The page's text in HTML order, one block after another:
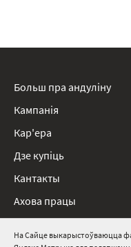
На Сайце выкарыстоўваюцца
Больш пра андуліну
Кампанія
Кар'ера
Дзе купіць
Кантакты
Ахова працы